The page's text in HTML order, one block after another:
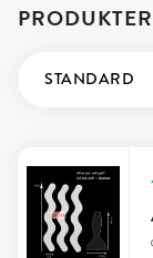
PRODUKTER